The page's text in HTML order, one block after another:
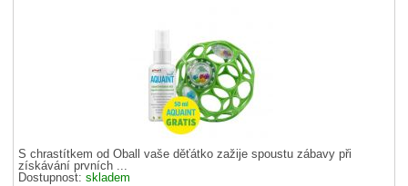
S chrastítkem od Oball vaše děťátko zažije spoustu zábavy při
získávání prvních ...
Dostupnost:skladem